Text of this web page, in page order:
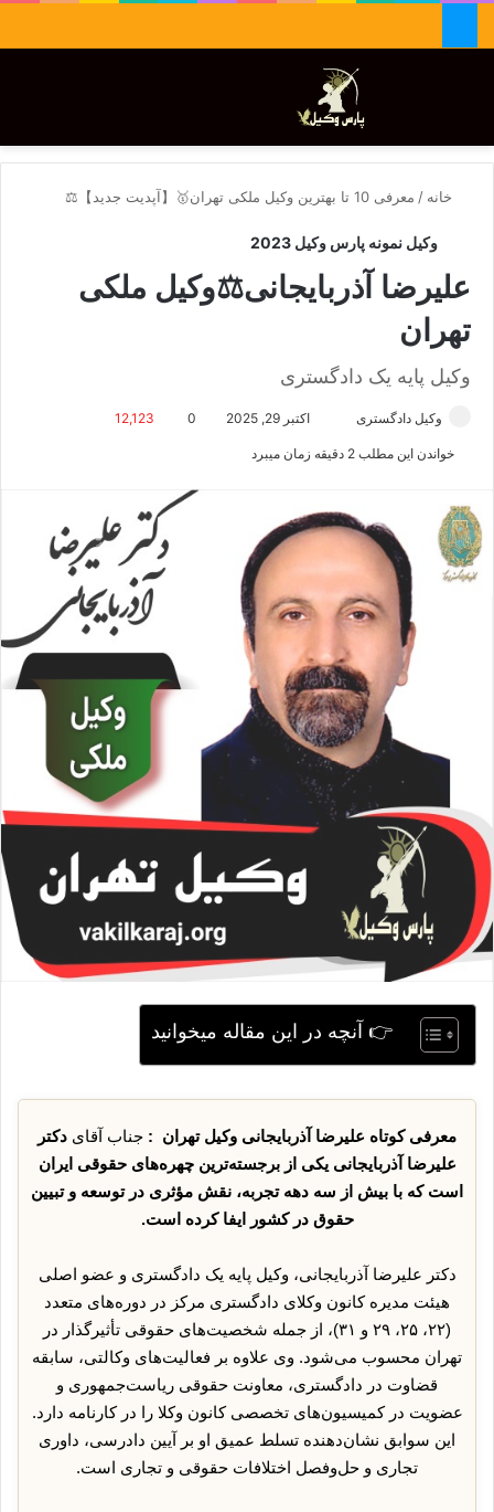
تغییر پوسته
خانه / معرفی 10 تا بهترین وکیل ملکی تهران🥇【آپدیت جدید】⚖️
وکیل نمونه پارس وکیل 2023
علیرضا آذربایجانی⚖️وکیل ملکی
تهران
وکیل پایه یک دادگستری
وکیل دادگستری
ل
م
ل
اکتبر 29, 2025 0
12,123
خواندن این مطلب 2 دقیقه زمان میبرد
👉 آنچه در این مقاله میخوانید
معرفی کوتاه علیرضا آذربایجانی وکیل تهران : جناب آقای دکتر
علیرضا آذربایجانی یکی از برجسته‌ترین چهره‌های حقوقی ایران
است که با بیش از سه دهه تجربه، نقش مؤثری در توسعه و تبیین
حقوق در کشور ایفا کرده است.
دکتر علیرضا آذربایجانی، وکیل پایه یک دادگستری و عضو اصلی
هیئت مدیره کانون وکلای دادگستری مرکز در دوره‌های متعدد
(۲۲، ۲۵، ۲۹ و ۳۱)، از جمله شخصیت‌های حقوقی تأثیرگذار در
تهران محسوب می‌شود. وی علاوه بر فعالیت‌های وکالتی، سابقه
قضاوت در دادگستری، معاونت حقوقی ریاست‌جمهوری و
عضویت در کمیسیون‌های تخصصی کانون وکلا را در کارنامه دارد.
این سوابق نشان‌دهنده تسلط عمیق او بر آیین دادرسی، داوری
تجاری و حل‌وفصل اختلافات حقوقی و تجاری است.